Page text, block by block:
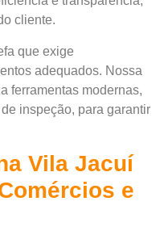
cliente.
que exige
adequados. Nossa
ferramentas modernas,
inspeção, para garantir
Vila Jacuí
e